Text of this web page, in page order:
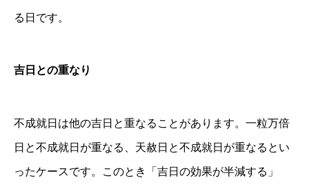
る日です。
吉日との重なり
不成就日は他の吉日と重なることがあります。一粒万倍
日と不成就日が重なる、天赦日と不成就日が重なるとい
ったケースです。このとき「吉日の効果が半減する」